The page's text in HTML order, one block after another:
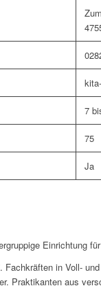
7
75
Ja
Einrichtung
Fachkräften in Voll-
Praktikanten aus